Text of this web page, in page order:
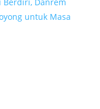
untuk Masa